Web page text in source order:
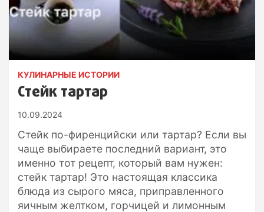
КУЛИНАРНЫЕ ИСТОРИИ
Стейк тартар
10.09.2024
Стейк по-фиренцийски или тартар? Если вы
чаще выбираете последний вариант, это
именно тот рецепт, который вам нужен:
стейк тартар! Это настоящая классика
блюда из сырого мяса, приправленного
яичным желтком, горчицей и лимонным